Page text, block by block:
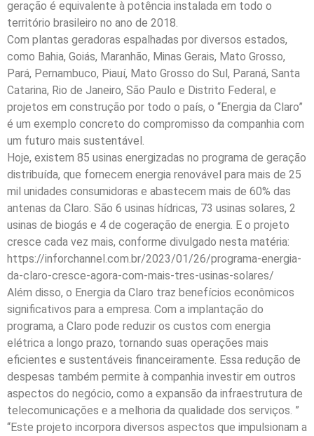
geração é equivalente à potência instalada em todo o
território brasileiro no ano de 2018.
Com plantas geradoras espalhadas por diversos estados,
como Bahia, Goiás, Maranhão, Minas Gerais, Mato Grosso,
Pará, Pernambuco, Piauí, Mato Grosso do Sul, Paraná, Santa
Catarina, Rio de Janeiro, São Paulo e Distrito Federal, e
projetos em construção por todo o país, o “Energia da Claro”
é um exemplo concreto do compromisso da companhia com
um futuro mais sustentável.
Hoje, existem 85 usinas energizadas no programa de geração
distribuída, que fornecem energia renovável para mais de 25
mil unidades consumidoras e abastecem mais de 60% das
antenas da Claro. São 6 usinas hídricas, 73 usinas solares, 2
usinas de biogás e 4 de cogeração de energia. E o projeto
cresce cada vez mais, conforme divulgado nesta matéria:
https://inforchannel.com.br/2023/01/26/programa-energia-
da-claro-cresce-agora-com-mais-tres-usinas-solares/
Além disso, o Energia da Claro traz benefícios econômicos
significativos para a empresa. Com a implantação do
programa, a Claro pode reduzir os custos com energia
elétrica a longo prazo, tornando suas operações mais
eficientes e sustentáveis financeiramente. Essa redução de
despesas também permite à companhia investir em outros
aspectos do negócio, como a expansão da infraestrutura de
telecomunicações e a melhoria da qualidade dos serviços. ”
“Este projeto incorpora diversos aspectos que impulsionam a